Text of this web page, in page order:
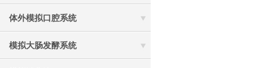
体外模拟口腔系统
模拟大肠发酵系统